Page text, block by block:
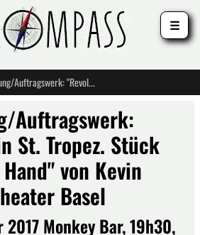
Uraufführung/Auftragswerk: "Revolution in St. Tropez. Stück für die linke Hand" von Kevin Rittberger, Theater Basel
Auftragswerk:
St. Tropez. Stück
von Kevin
Basel
2017 Monkey Bar, 19h30,
☰